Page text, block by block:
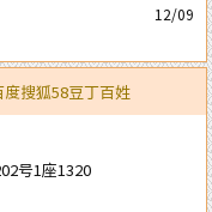
12/09
度搜狐58豆丁百姓
号1座1320